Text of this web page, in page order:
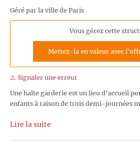
Géré par la ville de Paris
Vous gérez cette
Mettez-la en valeur avec
⚠️ Signaler une erreur
Une halte garderie est un lieu d’accueil
enfants à raison de trois demi-journées
Lire la suite